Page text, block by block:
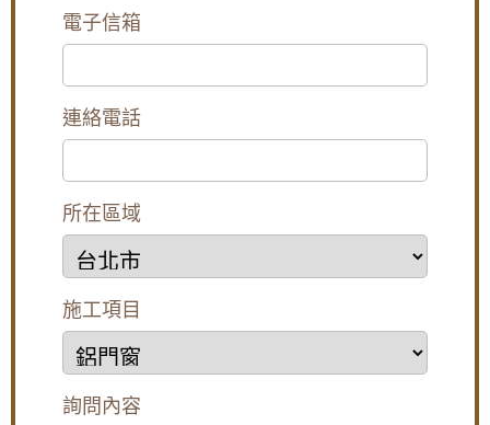
電子信箱
連絡電話
所在區域
施工項目
詢問內容